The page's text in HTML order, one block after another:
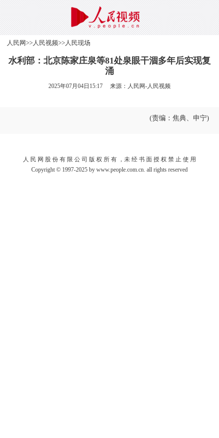
人民网>>人民视频>>人民现场
水利部：北京陈家庄泉等81处泉眼干涸多年后实现复
涌
2025年07月04日15:17 来源： 人民网-人民视频
(责编：焦典、申宁)
人 民 网 股 份 有 限 公 司 版 权 所 有 ，未 经 书 面 授 权 禁 止 使 用
Copyright © 1997-2025 by www.people.com.cn. all rights reserved